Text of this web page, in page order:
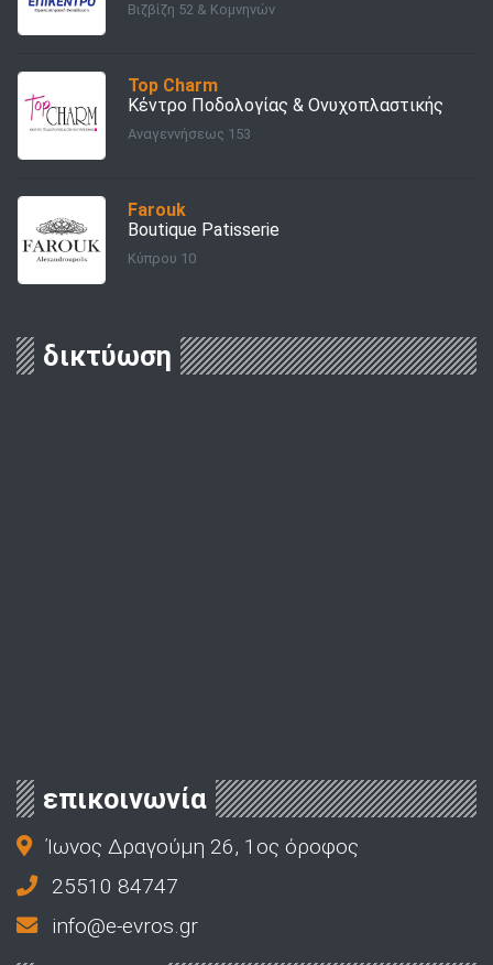
Βιζβίζη 52 & Κομνηνών
Top Charm
Κέντρο Ποδολογίας & Ονυχοπλαστικής
Αναγεννήσεως 153
Farouk
Boutique Patisserie
Κύπρου 10
δικτύωση
επικοινωνία
Ίωνος Δραγούμη 26, 1ος όροφος
25510 84747
info@e-evros.gr